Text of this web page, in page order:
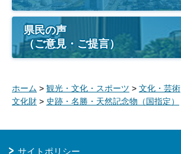
県民の声
（ご意見・ご提言）
ホーム > 観光・文化・スポーツ > 文化・芸術
文化財 > 史跡・名勝・天然記念物（国指定）
サイトポリシー